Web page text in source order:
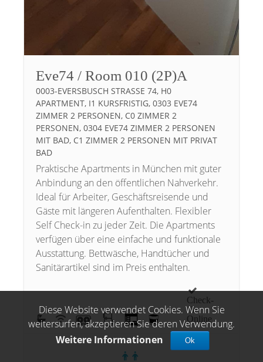
Eve74 / Room 010 (2P)A
0003-EVERSBUSCH STRASSE 74, H0 A
PARTMENT, I1 KURSFRISTIG, 0303 EVE74 Z
IMMER 2 PERSONEN, C0 ZIMMER 2 P
ERSONEN, 0304 EVE74 ZIMMER 2 PERSONEN M
IT BAD, C1 ZIMMER 2 PERSONEN MIT PRIVAT B
AD
Praktische Apartments in München mit guter
Anbindung an den öffentlichen Nahverkehr.
Ideal für Arbeiter, Geschäftsreisende und
Gäste mit längeren Aufenthalten. Flexibler
Self Check-in zu jeder Zeit. Die Apartments
verfügen über eine einfache und funktionale
Ausstattung. Bettwäsche, Handtücher und
Sanitärartikel sind im Preis enthalten.
Check-
In
Online
Diese Website verwendet Cookies. Wenn Sie
weitersurfen, akzeptieren Sie deren Verwendung.
Weitere Informationen
Ok